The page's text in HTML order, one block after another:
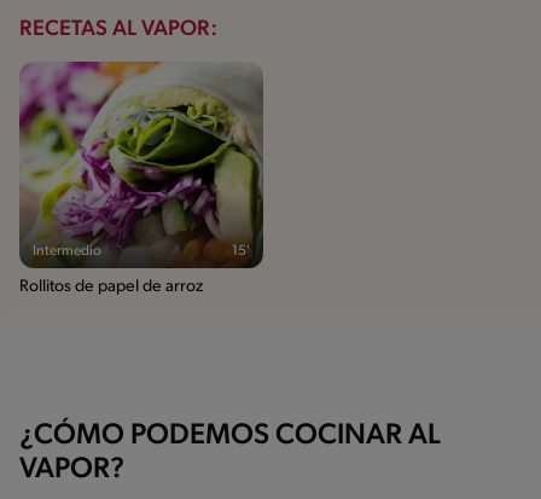
RECETAS AL VAPOR:
Intermedio 15'
Rollitos de papel de arroz
¿CÓMO PODEMOS COCINAR AL
VAPOR?